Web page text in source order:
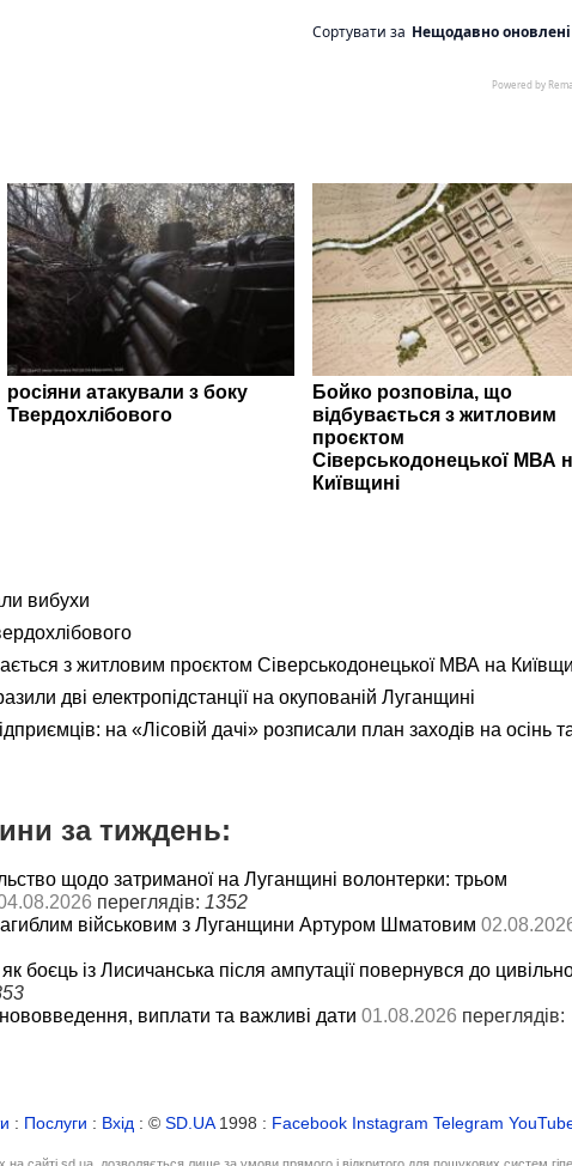
росіяни атакували з боку
Твердохлібового
Бойко розповіла, що
відбувається з житловим
проєктом
Сіверськодонецької МВА
Київщині
вибухи
з житловим проєктом Сіверськодонецької МВА на
дві електропідстанції на окупованій Луганщині
на «Лісовій дачі» розписали план заходів на осінь
за тиждень:
щодо затриманої на Луганщині волонтерки: трьом
переглядів: 1352
військовим з Луганщини Артуром Шматовим
боєць із Лисичанська після ампутації повернувся до
виплати та важливі дати 01.08.2026 переглядів:
: Послуги : Вхід : © SD.UA1998 : Facebook Instagram Telegram